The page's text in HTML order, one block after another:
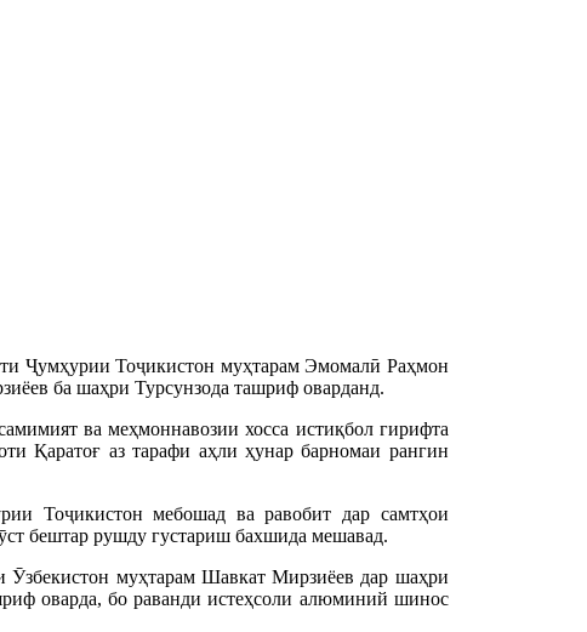
Ҷумҳурии Тоҷикистон муҳтарам Эмомалӣ Раҳмон
ба шаҳри Турсунзода ташриф оварданд.
ва меҳмоннавозии хосса истиқбол гирифта
Қаратоғ аз тарафи аҳли ҳунар барномаи рангин
Тоҷикистон мебошад ва равобит дар самтҳои
бештар рушду густариш бахшида мешавад.
муҳтарам Шавкат Мирзиёев дар шаҳри
оварда, бо раванди истеҳсоли алюминий шинос